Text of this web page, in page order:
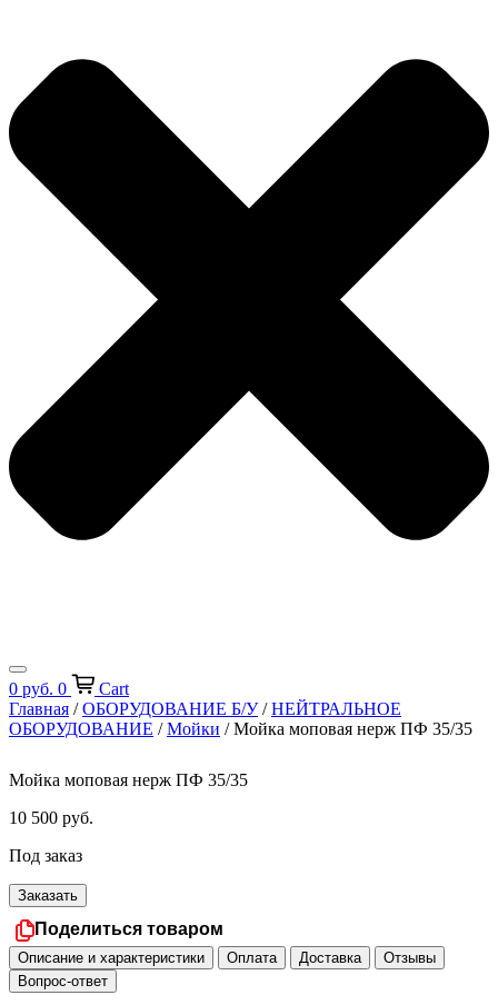
0 руб. 0
Cart
Главная /ОБОРУДОВАНИЕ Б/У/НЕЙТРАЛЬНОЕ
ОБОРУДОВАНИЕ /Мойки / Мойка моповая нерж ПФ 35/35
Мойка моповая нерж ПФ 35/35
10 500 руб.
Под заказ
Заказать
Поделиться товаром
Описание и характеристики Оплата Доставка
Отзывы
Вопрос-ответ